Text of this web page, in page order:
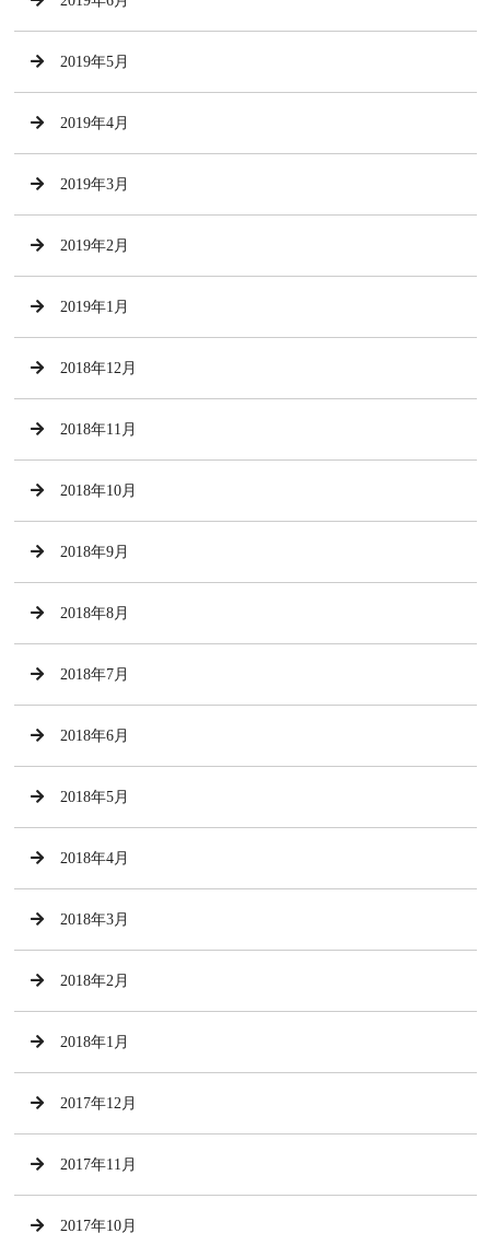
2019年5月
2019年4月
2019年3月
2019年2月
2019年1月
2018年12月
2018年11月
2018年10月
2018年9月
2018年8月
2018年7月
2018年6月
2018年5月
2018年4月
2018年3月
2018年2月
2018年1月
2017年12月
2017年11月
2017年10月